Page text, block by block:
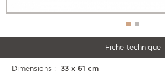
Fiche technique
Dimensions : 33 x 61 cm